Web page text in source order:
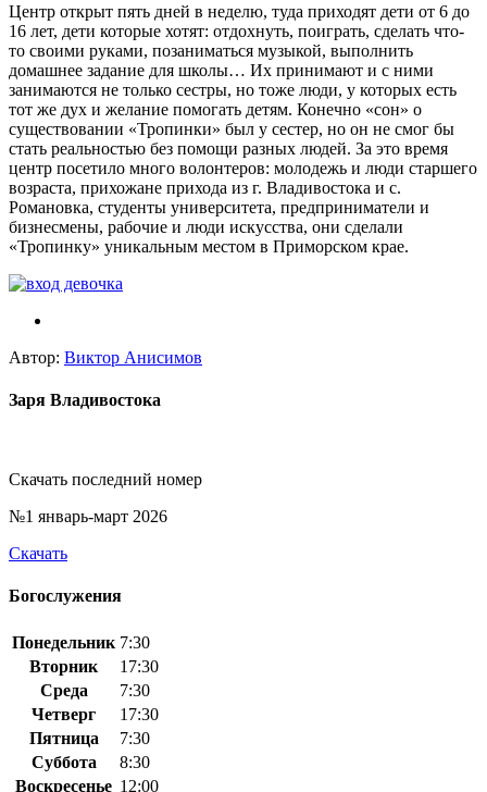
Центр открыт пять дней в неделю, туда приходят дети от 6 до
16 лет, дети которые хотят: отдохнуть, поиграть, сделать что-
то своими руками, позаниматься музыкой, выполнить
домашнее задание для школы… Их принимают и с ними
занимаются не только сестры, но тоже люди, у которых есть
тот же дух и желание помогать детям. Конечно «сон» о
существовании «Тропинки» был у сестер, но он не смог бы
стать реальностью без помощи разных людей. За это время
центр посетило много волонтеров: молодежь и люди старшего
возраста, прихожане прихода из г. Владивостока и с.
Романовка, студенты университета, предприниматели и
бизнесмены, рабочие и люди искусства, они сделали
«Тропинку» уникальным местом в Приморском крае.
Автор: Виктор Анисимов
Заря Владивостока
Скачать последний номер
№1 январь-март 2026
Скачать
Богослужения
Понедельник 7:30
Вторник
17:30
Среда
7:30
Четверг
17:30
Пятница
7:30
Суббота
8:30
Воскресенье 12:00